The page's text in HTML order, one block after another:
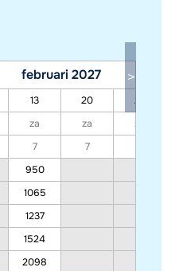
februari 2027
13 20 27
za za za
7 7
950
1065
1237
1524
2098